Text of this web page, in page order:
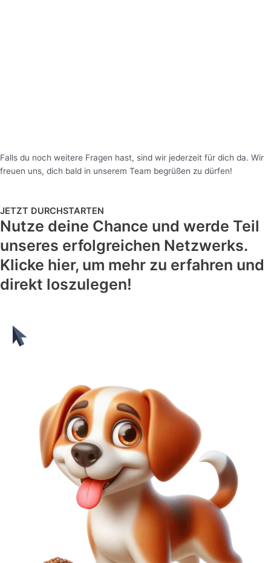
Falls du noch weitere Fragen hast, sind wir jederzeit für dich da. Wir
freuen uns, dich bald in unserem Team begrüßen zu dürfen!
JETZT DURCHSTARTEN
Nutze deine Chance und werde Teil
unseres erfolgreichen Netzwerks.
Klicke hier, um mehr zu erfahren und
direkt loszulegen!